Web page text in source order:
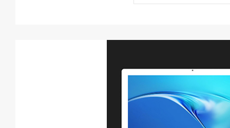
查看详情